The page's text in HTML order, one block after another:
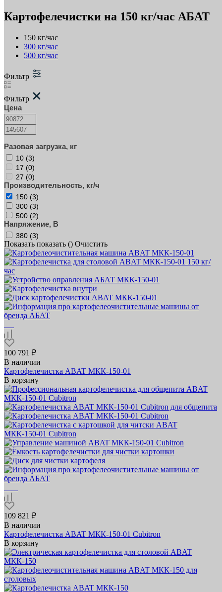
Картофелечистки на 150 кг/час АБАТ
150 кг/час
300 кг/час
500 кг/час
Фильтр
Фильтр
Цена
Разовая загрузка, кг
10 (3)
17 (0)
27 (0)
Производительность, кг/ч
150 (3)
300 (3)
500 (2)
Напряжение, В
380 (3)
Показать показать () Очистить
100 791 ₽
В наличии
Картофелечистка ABAT МКК‑150‑01
В корзину
109 821 ₽
В наличии
Картофелечистка ABAT МКК‑150‑01 Cubitron
В корзину